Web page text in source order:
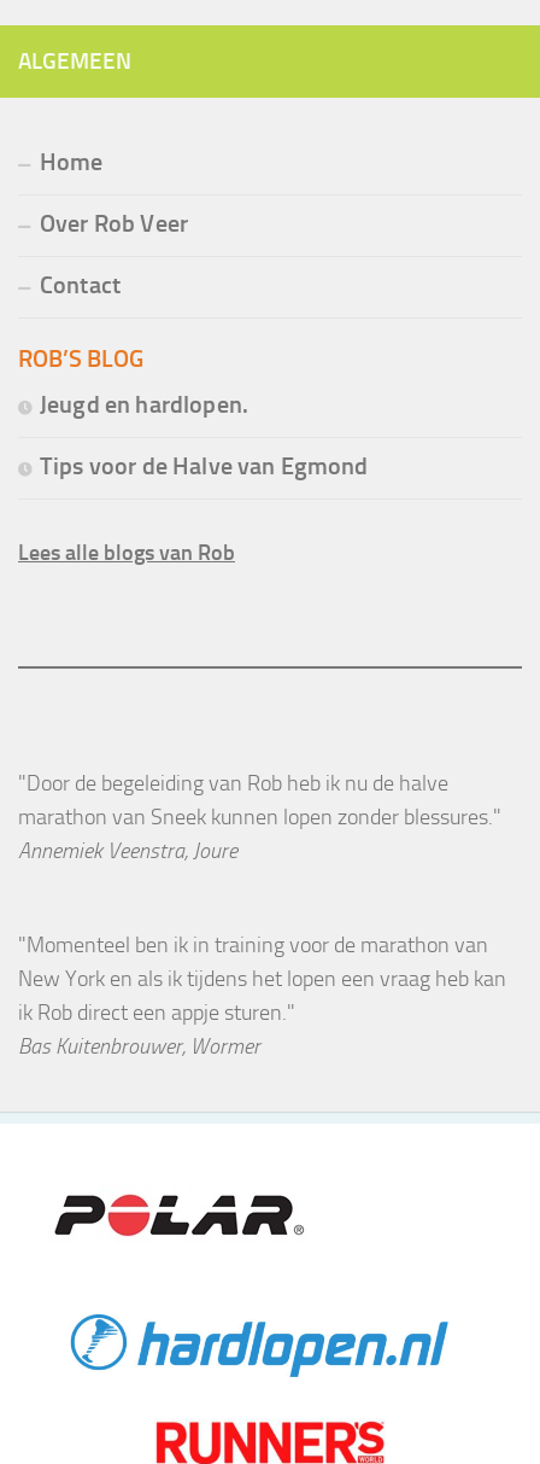
ALGEMEEN
Home
Over Rob Veer
Contact
ROB’S BLOG
Jeugd en hardlopen.
Tips voor de Halve van Egmond
Lees alle blogs van Rob
"Door de begeleiding van Rob heb ik nu de halve
marathon van Sneek kunnen lopen zonder blessures."
Annemiek Veenstra, Joure
"Momenteel ben ik in training voor de marathon van
New York en als ik tijdens het lopen een vraag heb kan
ik Rob direct een appje sturen."
Bas Kuitenbrouwer, Wormer